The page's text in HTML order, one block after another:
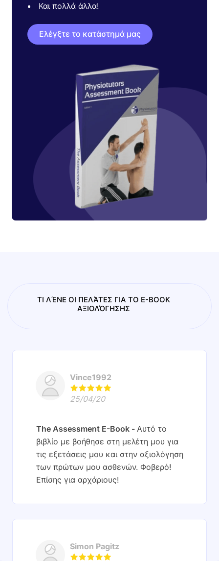
Και πολλά άλλα!
Ελέγξτε το κατάστημά μας
ΤΙ ΛΈΝΕ ΟΙ ΠΕΛΆΤΕΣ ΓΙΑ ΤΟ E-BOOK
ΑΞΙΟΛΌΓΗΣΗΣ
Vince1992
25/04/20
The Assessment E-Book
Αυτό το
βιβλίο με βοήθησε στη μελέτη μου για
τις εξετάσεις μου και στην αξιολόγηση
των πρώτων μου ασθενών. Φοβερό!
Επίσης για αρχάριους!
Simon Pagitz